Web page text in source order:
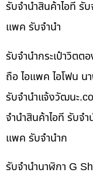
รับจำนำสินค้าไอที รั
แพค รับจำนำ
รับจำนำกระเป๋าวิตต
ถือ ไอแพค ไอโฟน น
รับจํานําแจ้งวัฒนะ
จำนำสินค้าไอที รับจ
แพค รับจำนำก
รับจำนำนาฬิกา G